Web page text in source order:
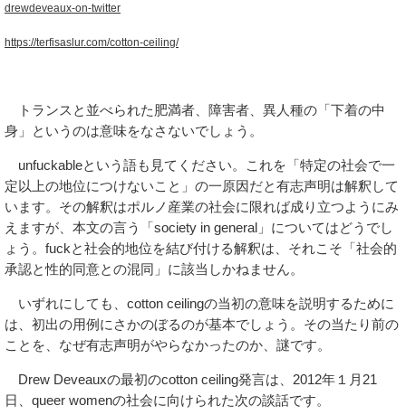
drewdeveaux-on-twitter
https://terfisaslur.com/cotton-ceiling/
トランスと並べられた肥満者、障害者、異人種の「下着の中
身」というのは意味をなさないでしょう。
unfuckableという語も見てください。これを「特定の社会で一
定以上の地位につけないこと」の一原因だと有志声明は解釈して
います。その解釈はポルノ産業の社会に限れば成り立つようにみ
えますが、本文の言う「society in general」についてはどうでし
ょう。fuckと社会的地位を結び付ける解釈は、それこそ「社会的
承認と性的同意との混同」に該当しかねません。
いずれにしても、cotton ceilingの当初の意味を説明するために
は、初出の用例にさかのぼるのが基本でしょう。その当たり前の
ことを、なぜ有志声明がやらなかったのか、謎です。
Drew Deveauxの最初のcotton ceiling発言は、2012年１月21
日、queer womenの社会に向けられた次の談話です。